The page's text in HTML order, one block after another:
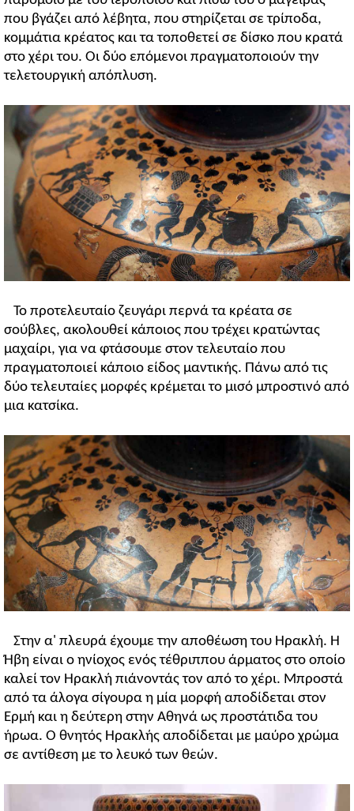
που βγάζει από λέβητα, που στηρίζεται σε τρίποδα,
κομμάτια κρέατος και τα τοποθετεί σε δίσκο που κρατά
στο χέρι του. Οι δύο επόμενοι πραγματοποιούν την
τελετουργική απόπλυση.
Το προτελευταίο ζευγάρι περνά τα κρέατα σε
σούβλες, ακολουθεί κάποιος που τρέχει κρατώντας
μαχαίρι, για να φτάσουμε στον τελευταίο που
πραγματοποιεί κάποιο είδος μαντικής. Πάνω από τις
δύο τελευταίες μορφές κρέμεται το μισό μπροστινό από
μια κατσίκα.
Στην α' πλευρά έχουμε την αποθέωση του Ηρακλή. Η
Ήβη είναι ο ηνίοχος ενός τέθριππου άρματος στο οποίο
καλεί τον Ηρακλή πιάνοντάς τον από το χέρι. Μπροστά
από τα άλογα σίγουρα η μία μορφή αποδίδεται στον
Ερμή και η δεύτερη στην Αθηνά ως προστάτιδα του
ήρωα. Ο θνητός Ηρακλής αποδίδεται με μαύρο χρώμα
σε αντίθεση με το λευκό των θεών.